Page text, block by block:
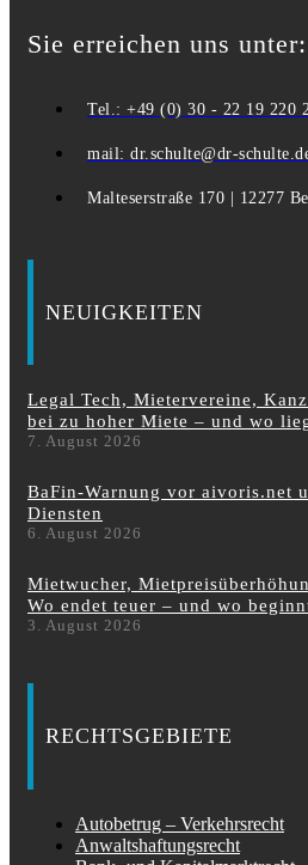
Sie erreichen uns unter:
Tel.: +49 (0) 30 - 22 19 220
mail: dr.schulte@dr-
Malteserstraße 170 | 12277
NEUIGKEITEN
Legal Tech, Mietervereine,
bei zu hoher Miete – und wo
7. August 2026
BaFin-Warnung vor aivoris.net
Diensten
6. August 2026
Mietwucher,
Wo endet teuer – und wo
3. August 2026
RECHTSGEBIETE
Autobetrug – Verkehrsrecht
Anwaltshaftungsrecht